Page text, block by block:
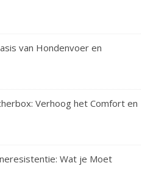
van Hondenvoer en
Verhoog het Comfort en
Wat je Moet